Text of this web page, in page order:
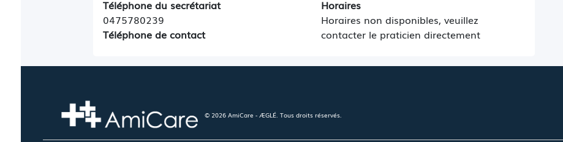
Téléphone du secrétariat
0475780239
Téléphone de contact
Horaires
Horaires non disponibles, veuillez
contacter le praticien directement
© 2026 AmiCare - ÆGLÉ. Tous droits réservés.